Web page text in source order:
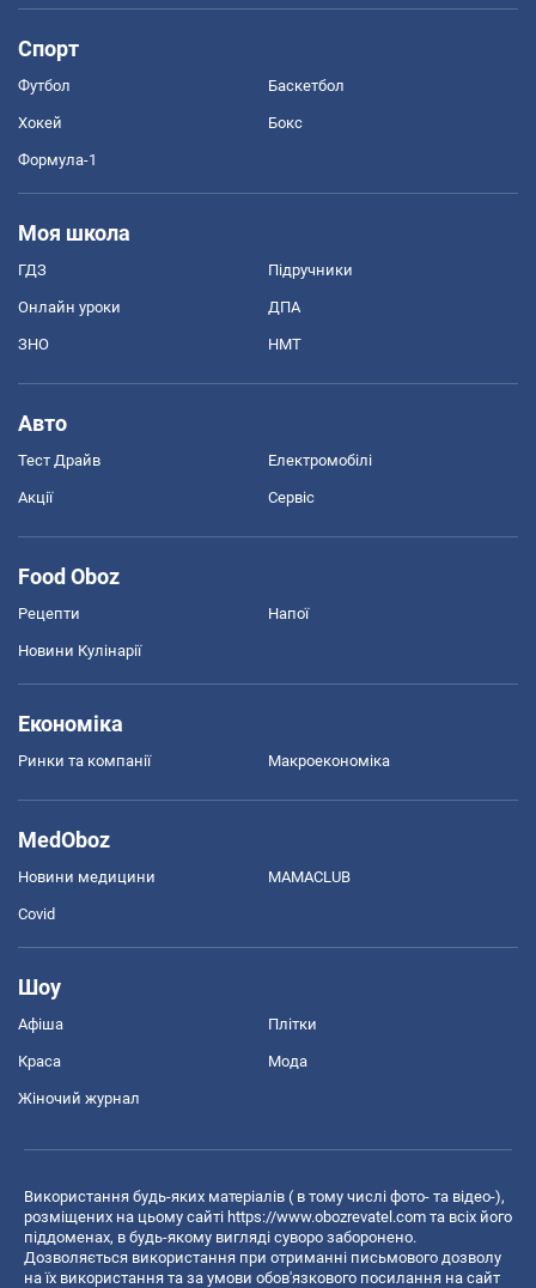
Спорт
Футбол Баскетбол
Хокей Бокс
Формула-1
Моя школа
ГДЗ Підручники
Онлайн уроки ДПА
ЗНО НМТ
Авто
Тест Драйв Електромобілі
Акції Сервіс
Food Oboz
Рецепти Напої
Новини Кулінарії
Економіка
Ринки та компанії Макроекономіка
MedOboz
Новини медицини MAMACLUB
Covid
Шоу
Афіша Плітки
Краса Мода
Жіночий журнал
Використання будь-яких матеріалів ( в тому числі фото- та відео-),
розміщених на цьому сайті https://www.obozrevatel.com та всіх його
піддоменах, в будь-якому вигляді суворо заборонено.
Дозволяється використання при отриманні письмового дозволу
на їх використання та за умови обов'язкового посилання на сайт